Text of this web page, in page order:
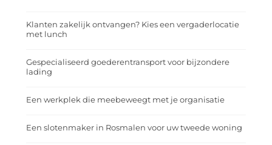
Klanten zakelijk ontvangen? Kies een vergaderlocatie
met lunch
Gespecialiseerd goederentransport voor bijzondere
lading
Een werkplek die meebeweegt met je organisatie
Een slotenmaker in Rosmalen voor uw tweede woning